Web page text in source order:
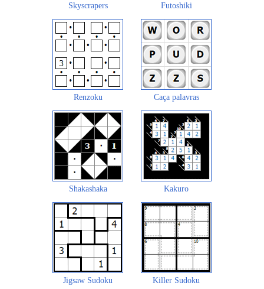
Skyscrapers Futoshiki
Renzoku Caça palavras
Shakashaka Kakuro
Jigsaw Sudoku Killer Sudoku